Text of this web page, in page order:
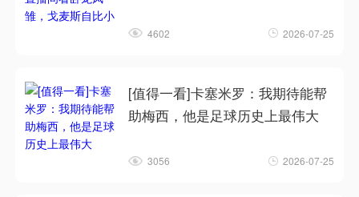
4602 2026-07-25
[值得一看]卡塞米罗：我期待能帮
助梅西，他是足球历史上最伟大
3056 2026-07-25